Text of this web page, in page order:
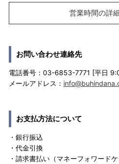
営業時間の詳
お問い合わせ連絡先
電話番号：03-6853-7771 [平日
メールアドレス：
お支払方法について
・銀行振込
・代金引換
・請求書払い（マネーフォワード